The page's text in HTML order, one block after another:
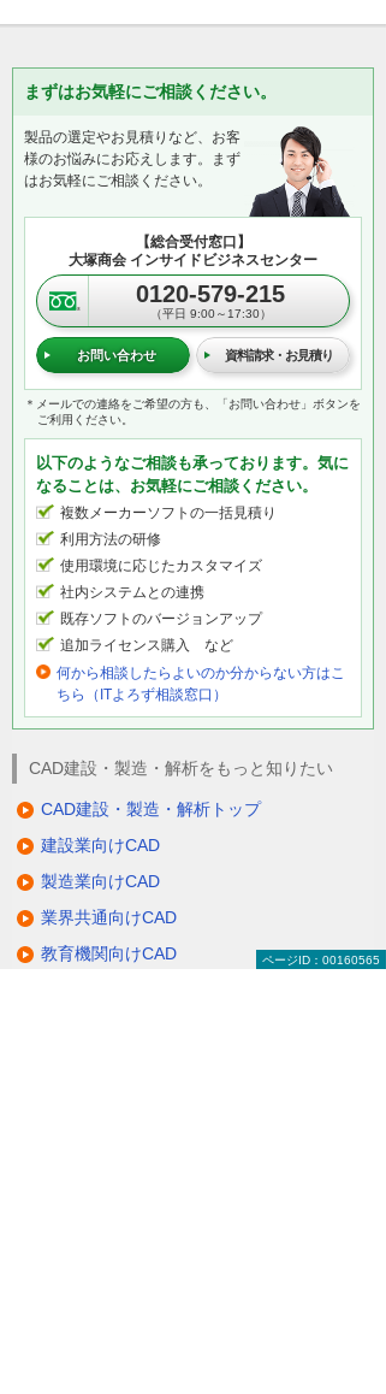
まずはお気軽にご相談ください。
製品の選定やお見積りなど、お客
様のお悩みにお応えします。まず
はお気軽にご相談ください。
【総合受付窓口】
大塚商会 インサイドビジネスセンター
0120-579-215
（平日 9:00～17:30）
お問い合わせ 資料請求・お見積り
＊メールでの連絡をご希望の方も、「お問い合わせ」ボタンを
ご利用ください。
以下のようなご相談も承っております。気に
なることは、お気軽にご相談ください。
複数メーカーソフトの一括見積り
利用方法の研修
使用環境に応じたカスタマイズ
社内システムとの連携
既存ソフトのバージョンアップ
追加ライセンス購入 など
何から相談したらよいのか分からない方はこ
ちら（ITよろず相談窓口）
CAD建設・製造・解析をもっと知りたい
CAD建設・製造・解析トップ
建設業向けCAD
製造業向けCAD
業界共通向けCAD
教育機関向けCAD
ページID：00160565